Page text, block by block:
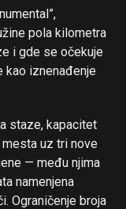
pola kilometra
i gde se očekuje
kao iznenađenje
staze, kapacitet
uz tri nove
— među njima
namenjena
Ograničenje broja